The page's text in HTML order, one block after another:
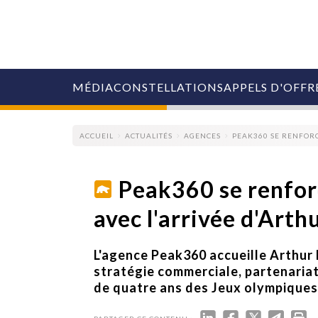
MÉDIA
COLLECTIVITÉS
AGENCES
RETAIL
MÉDIAS
MANAGEMENT
CONSTELLATIONSAPPELS
ACCUEIL ACTUALITÉS AGENCES PEAK360 SE
Peak360 se
avec l'arrivée
L'agence Peak360 accueille
stratégie commerciale,
de quatre ans des Jeux